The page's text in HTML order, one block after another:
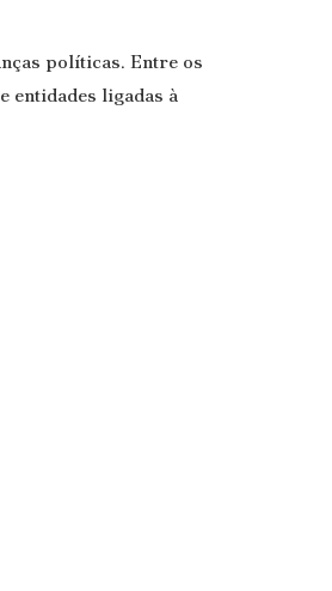
políticas. Entre os
entidades ligadas à